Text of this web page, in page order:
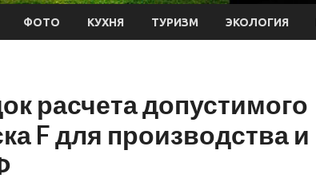
ФОТО КУХНЯ ТУРИЗМ ЭКОЛОГИЯ
расчета допустимого
F для производства и